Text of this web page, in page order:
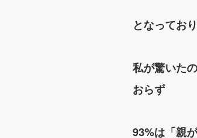
となってお
私が驚いた
おらず
93%は「親